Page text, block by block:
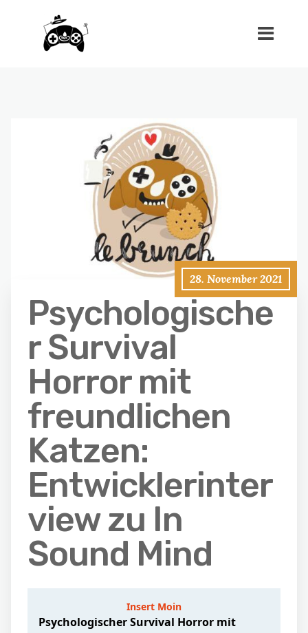
28. November 2021
Psychologische
r Survival
Horror mit
freundlichen
Katzen:
Entwicklerinter
view zu In
Sound Mind